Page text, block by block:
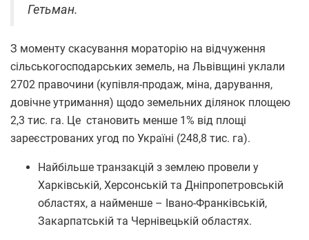
Гетьман.
З моменту скасування мораторію на відчуження
сільськогосподарських земель, на Львівщині уклали
2702 правочини (купівля-продаж, міна, дарування,
довічне утримання) щодо земельних ділянок площею
2,3 тис. га. Це становить менше 1% від площі
зареєстрованих угод по Україні (248,8 тис. га).
Найбільше транзакцій з землею провели у
Харківській, Херсонській та Дніпропетровській
областях, а найменше – Івано-Франківській,
Закарпатській та Чернівецькій областях.